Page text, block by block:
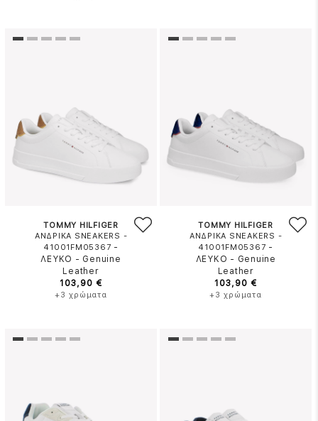
TOMMY HILFIGER
ΑΝΔΡΙΚΑ SNEAKERS -
41001FM05367 -
ΛΕΥΚΟ - Genuine
Leather
103,90 €
+3 χρώματα
TOMMY HILFIGER
ΑΝΔΡΙΚΑ SNEAKERS -
41001FM05367 -
ΛΕΥΚΟ - Genuine
Leather
103,90 €
+3 χρώματα